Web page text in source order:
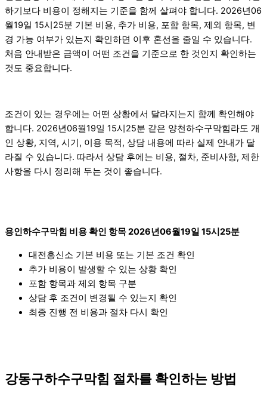
하기보다 비용이 정해지는 기준을 함께 살펴야 합니다. 2026년06
월19일 15시25분 기본 비용, 추가 비용, 포함 항목, 제외 항목, 변
경 가능 여부가 있는지 확인하면 이후 혼선을 줄일 수 있습니다.
처음 안내받은 금액이 어떤 조건을 기준으로 한 것인지 확인하는
것도 중요합니다.
조건이 있는 경우에는 어떤 상황에서 달라지는지 함께 확인해야
합니다. 2026년06월19일 15시25분 같은 양천하수구막힘라도 개
인 상황, 지역, 시기, 이용 목적, 상담 내용에 따라 실제 안내가 달
라질 수 있습니다. 따라서 상담 후에는 비용, 절차, 준비사항, 제한
사항을 다시 정리해 두는 것이 좋습니다.
용인하수구막힘 비용 확인 항목 2026년06월19일 15시25분
대전흥신소 기본 비용 또는 기본 조건 확인
추가 비용이 발생할 수 있는 상황 확인
포함 항목과 제외 항목 구분
상담 후 조건이 변경될 수 있는지 확인
최종 진행 전 비용과 절차 다시 확인
강동구하수구막힘 절차를 확인하는 방법